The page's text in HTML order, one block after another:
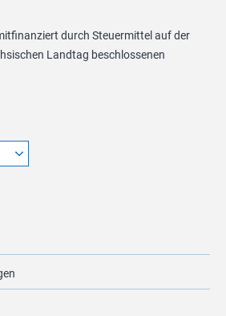
durch Steuermittel auf der
Landtag beschlossenen